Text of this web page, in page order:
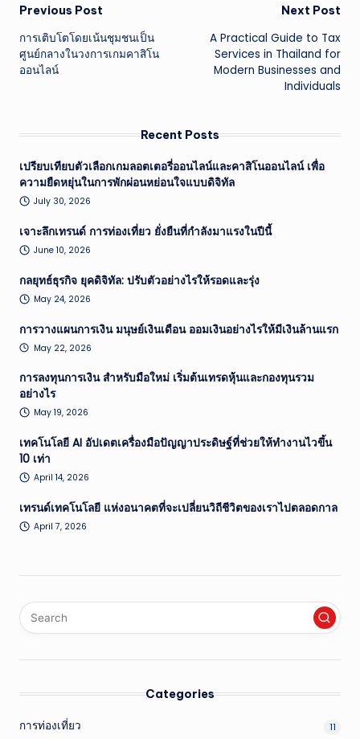
Post
navigation
Previous Post
การเติบโตโดยเน้นชุมชนเป็น
ศูนย์กลางในวงการเกมคาสิโน
ออนไลน์
Next Post
A Practical Guide to Tax
Services in Thailand for
Modern Businesses and
Individuals
Recent Posts
เปรียบเทียบตัวเลือกเกมลอตเตอรี่ออนไลน์และคาสิโนออนไลน์ เพื่อ
ความยืดหยุ่นในการพักผ่อนหย่อนใจแบบดิจิทัล
July 30, 2026
เจาะลึกเทรนด์ การท่องเที่ยว ยั่งยืนที่กำลังมาแรงในปีนี้
June 10, 2026
กลยุทธ์ธุรกิจ ยุคดิจิทัล: ปรับตัวอย่างไรให้รอดและรุ่ง
May 24, 2026
การวางแผนการเงิน มนุษย์เงินเดือน ออมเงินอย่างไรให้มีเงินล้านแรก
May 22, 2026
การลงทุนการเงิน สำหรับมือใหม่ เริ่มต้นเทรดหุ้นและกองทุนรวม
อย่างไร
May 19, 2026
เทคโนโลยี AI อัปเดตเครื่องมือปัญญาประดิษฐ์ที่ช่วยให้ทำงานไวขึ้น
10 เท่า
April 14, 2026
เทรนด์เทคโนโลยี แห่งอนาคตที่จะเปลี่ยนวิถีชีวิตของเราไปตลอดกาล
April 7, 2026
Categories
การท่องเที่ยว 11